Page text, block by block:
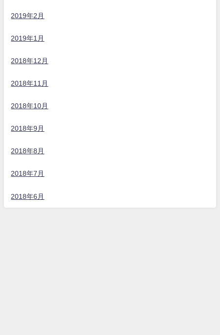
2019年2月
2019年1月
2018年12月
2018年11月
2018年10月
2018年9月
2018年8月
2018年7月
2018年6月